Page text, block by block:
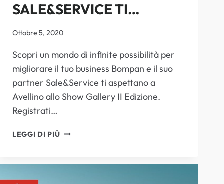
SALE&SERVICE TI
ASPETTANO ALLO SHOW
GALLERY DI AVELLINO
Ottobre 5, 2020
Scopri un mondo di infinite possibilità per
migliorare il tuo business Bompan e il suo
partner Sale&Service ti aspettano a
Avellino allo Show Gallery II Edizione.
Registrati…
LEGGI DI PIÙBOMPAN
TI